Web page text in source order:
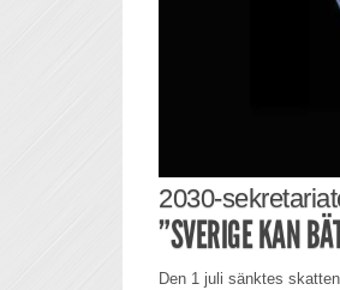
2030-
”SVERIGE KAN
Den 1 juli sänktes